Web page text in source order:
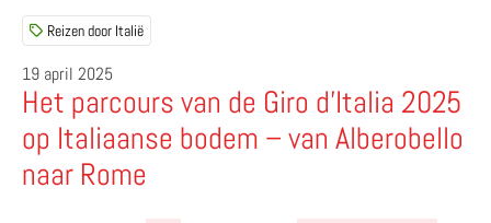
Reizen door Italië
19 april 2025
Het parcours van de Giro d’Italia 2025
op Italiaanse bodem – van Alberobello
naar Rome